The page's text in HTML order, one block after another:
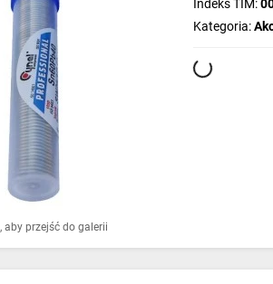
aby przejść do galerii
Indeks TIM:
Kategoria: